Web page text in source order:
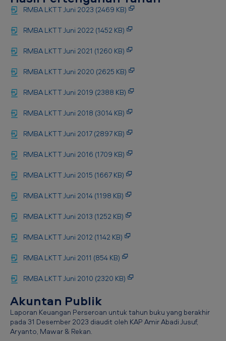
RMBA LKTT Juni 2023 (2469 KB)
RMBA LKTT Juni 2022 (1452 KB)
RMBA LKTT Juni 2021 (1260 KB)
RMBA LKTT Juni 2020 (2625 KB)
RMBA LKTT Juni 2019 (2388 KB)
RMBA LKTT Juni 2018 (3014 KB)
RMBA LKTT Juni 2017 (2897 KB)
RMBA LKTT Juni 2016 (1709 KB)
RMBA LKTT Juni 2015 (1667 KB)
RMBA LKTT Juni 2014 (1198 KB)
RMBA LKTT Juni 2013 (1252 KB)
RMBA LKTT Juni 2012 (1142 KB)
RMBA LKTT Juni 2011 (854 KB)
RMBA LKTT Juni 2010 (2320 KB)
Akuntan Publik
Laporan Keuangan Perseroan untuk tahun buku yang berakhir
pada 31 Desember 2023 diaudit oleh KAP Amir Abadi Jusuf,
Aryanto, Mawar & Rekan.